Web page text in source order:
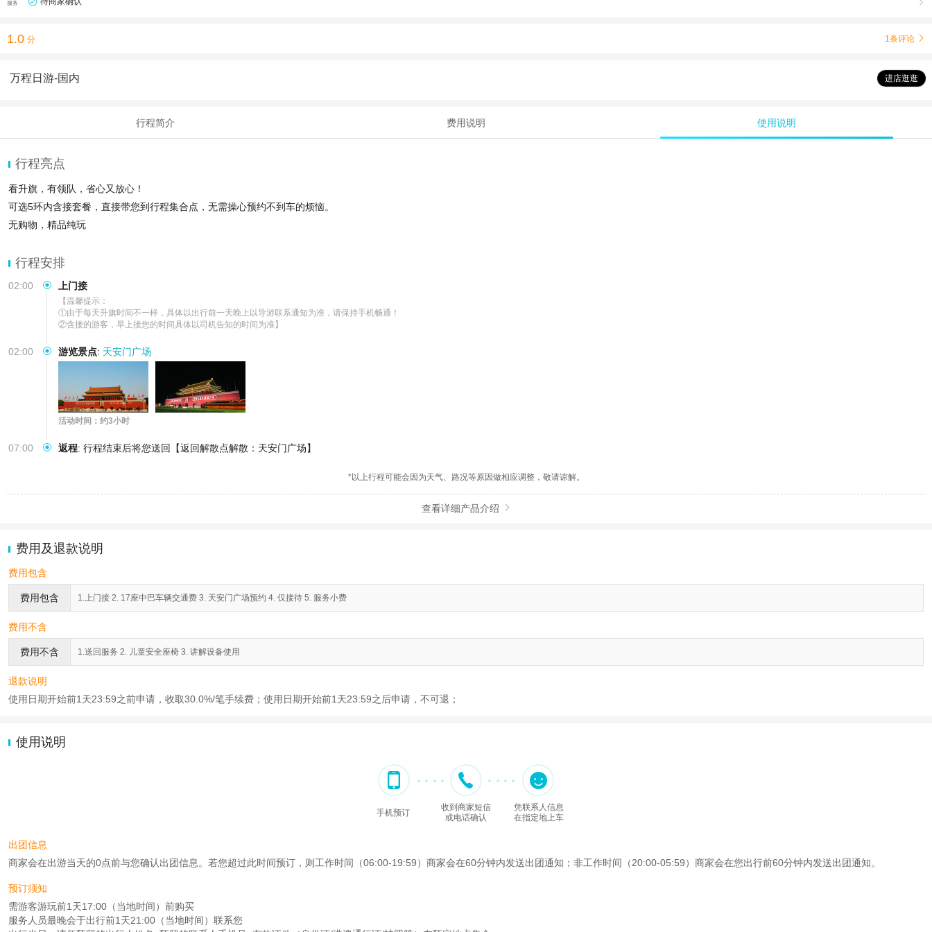
服务 
1.0 分 1条评论 
万程日游-国内 进店逛逛
行程简介 费用说明 使用说明
行程亮点
看升旗，有领队，省心又放心！
可选5环内含接套餐，直接带您到行程集合点，无需操心预约不到车的烦恼。
无购物，精品纯玩
行程安排
02:00 上门接
【温馨提示：
①由于每天升旗时间不一样，具体以出行前一天晚上以导游联系通知为准，请保持手机畅通！
②含接的游客，早上接您的时间具体以司机告知的时间为准】
02:00 游览景点: 天安门广场
活动时间：约3小时
07:00 返程: 行程结束后将您送回【返回解散点解散：天安门广场】
*以上行程可能会因为天气、路况等原因做相应调整，敬请谅解。
查看详细产品介绍 
费用及退款说明
费用包含
费用包含 1.上门接 2. 17座中巴车辆交通费 3. 天安门广场预约 4. 仅接待 5. 服务小费
费用不含
费用不含 1.送回服务 2. 儿童安全座椅 3. 讲解设备使用
退款说明
使用日期开始前1天23:59之前申请，收取30.0%/笔手续费；使用日期开始前1天23:59之后申请，不可退；
使用说明
手机预订
收到商家短信
或电话确认
凭联系人信息
在指定地上车
出团信息
商家会在出游当天的0点前与您确认出团信息。若您超过此时间预订，则工作时间（06:00-19:59）商家会在60分钟内发送出团通知；非工作时间（20:00-05:59）商家会在您出行前60分钟内发送出团通知。
预订须知
需游客游玩前1天17:00（当地时间）前购买
服务人员最晚会于出行前1天21:00（当地时间）联系您